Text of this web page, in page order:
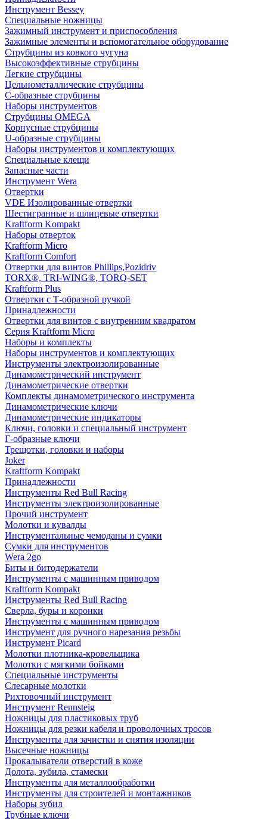
Инструмент Bessey
Специальные ножницы
Зажимный инструмент и приспособления
Зажимные элементы и вспомогательное оборудование
Струбцины из ковкого чугуна
Высокоэффективные струбцины
Легкие струбцины
Цельнометаллические струбцины
C-образные струбцины
Наборы инструментов
Струбцины OMEGA
Корпусные струбцины
U-образные струбцины
Наборы инструментов и комплектующих
Специальные клещи
Запасные части
Инструмент Wera
Отвертки
VDE Изолированные отвертки
Шестигранные и шлицевые отвертки
Kraftform Kompakt
Наборы отверток
Kraftform Micro
Kraftform Comfort
Отвертки для винтов Phillips,Pozidriv
TORX®, TRI-WING®, TORQ-SET
Kraftform Plus
Отвертки с Т-образной ручкой
Принадлежности
Отвертки для винтов с внутренним квадратом
Серия Kraftform Micro
Наборы и комплекты
Наборы инструментов и комплектующих
Инструменты электроизолированные
Динамометрический инструмент
Динамометрические отвертки
Комплекты динамометрического инструмента
Динамометрические ключи
Динамометрические индикаторы
Ключи, головки и специальный инструмент
Г-образные ключи
Трещотки, головки и наборы
Joker
Kraftform Kompakt
Принадлежности
Инструменты Red Bull Racing
Инструменты электроизолированные
Прочий инструмент
Молотки и кувалды
Инструментальные чемоданы и сумки
Сумки для инструментов
Wera 2go
Биты и битодержатели
Инструменты с машинным приводом
Kraftform Kompakt
Инструменты Red Bull Racing
Сверла, буры и коронки
Инструменты с машинным приводом
Инструмент для ручного нарезания резьбы
Инструмент Picard
Молотки плотника-кровельщика
Молотки с мягкими бойками
Специальные инструменты
Слесарные молотки
Рихтовочный инструмент
Инструмент Rennsteig
Ножницы для пластиковых труб
Ножницы для резки кабеля и проволочных тросов
Инструменты для зачистки и снятия изоляции
Высечные ножницы
Прокалыватели отверстий в коже
Долота, зубила, стамески
Инструменты для металлообработки
Инструменты для строителей и монтажников
Наборы зубил
Трубные ключи